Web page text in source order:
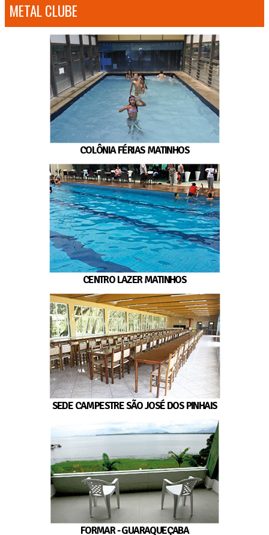
METAL CLUBE
COLÔNIA FÉRIAS MATINHOS
CENTRO LAZER MATINHOS
SEDE CAMPESTRE SÃO JOSÉ DOS PINHAIS
FORMAR - GUARAQUEÇABA